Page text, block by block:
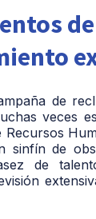
de
veces
Recursos
sinfín de
de